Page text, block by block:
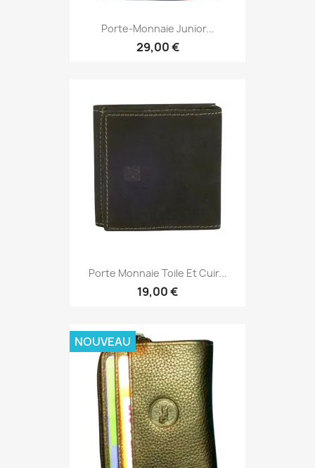
Porte-Monnaie Junior...
29,00 €
Porte Monnaie Toile Et Cuir...
19,00 €
NOUVEAU